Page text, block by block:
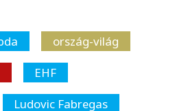
ország-világ
EHF
Ludovic Fabregas